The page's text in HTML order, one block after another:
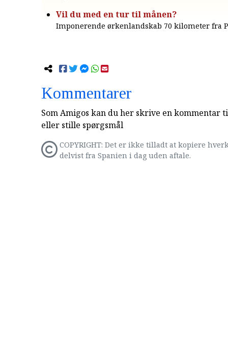
Vil du med en tur til månen?
Imponerende ørkenlandskab 70 kilometer fra
Kommentarer
Som Amigos kan du her skrive en kommentar
eller stille spørgsmål
COPYRIGHT: Det er ikke tilladt at kopiere
delvist fra Spanien i dag uden aftale.